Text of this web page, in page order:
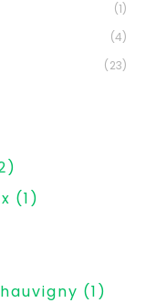
(1)
(4)
(23)
(1)
(1)